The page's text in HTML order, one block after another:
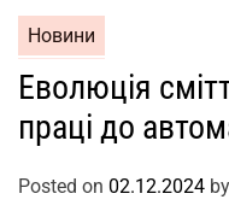
Новини
Еволюція
праці до
Posted on 02.12.2024 by